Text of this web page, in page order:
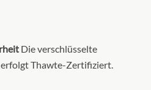
Die verschlüsselte
Thawte-Zertifiziert.